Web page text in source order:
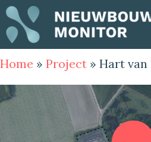
Home » Project » Hart